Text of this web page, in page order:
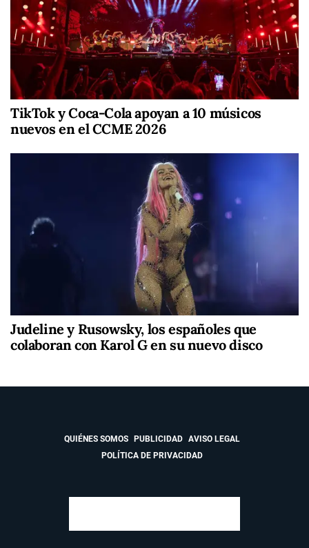
TikTok y Coca-Cola apoyan a 10 músicos
nuevos en el CCME 2026
Judeline y Rusowsky, los españoles que
colaboran con Karol G en su nuevo disco
QUIÉNES SOMOS PUBLICIDAD
AVISO LEGAL
POLÍTICA DE PRIVACIDAD